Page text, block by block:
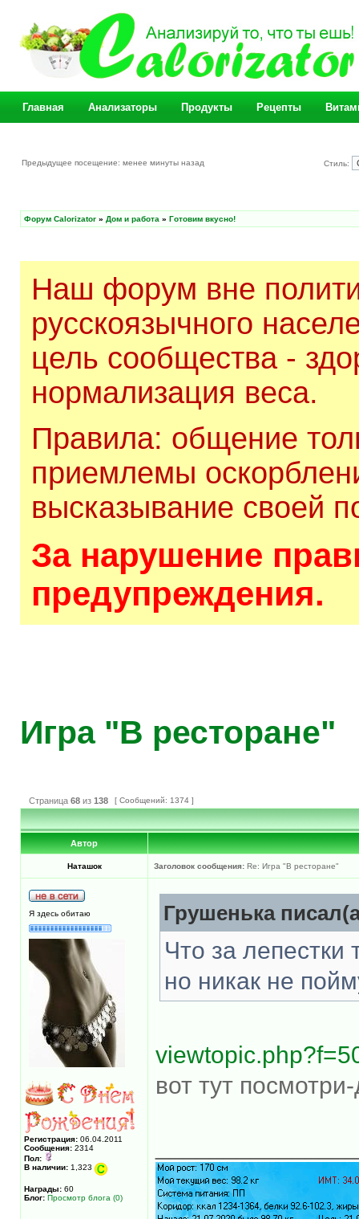
Главная Анализаторы Продукты Рецепты
Предыдущее посещение: менее минуты назад Стиль:
Форум Calorizator » Дом и работа » Готовим вкусно!
Наш форум вне
русскоязычного
цель сообщества -
нормализация веса.
Правила: общение
приемлемы
высказывание своей
За нарушение
предупреждения.
Игра "В ресторане"
Страница 68 из 138 [ Сообщений: 1374 ]
Автор
Наташок Заголовок сообщения: Re: Игра "В ресторане"
Я здесь обитаю
Регистрация: 06.04.2011
Сообщения: 2314
Пол:
В наличии: 1,323
Награды: 60
Блог: Просмотр блога (0)
Грушенька
Что за
но никак не
вот тут